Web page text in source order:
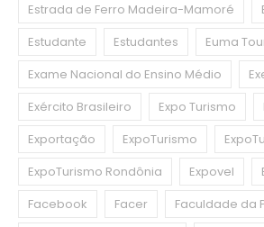
Estrada de Ferro Madeira-Mamoré
Estudante
Estudantes
Euma
Exame Nacional do Ensino Médio
Exército Brasileiro
Expo Turismo
Exportação
ExpoTurismo
ExpoTurismo Rondônia
Expovel
Facebook
Facer
Faculdade da